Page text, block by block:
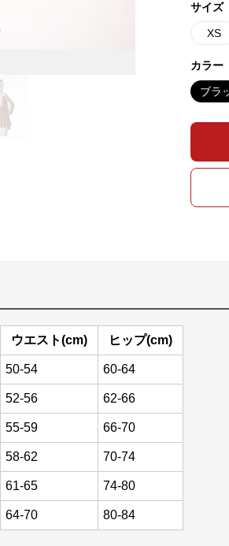
サイズ
XS
カラー
ブラ
ウエスト(cm) ヒップ(cm)
50-54 60-64
52-56 62-66
55-59 66-70
58-62 70-74
61-65 74-80
64-70 80-84